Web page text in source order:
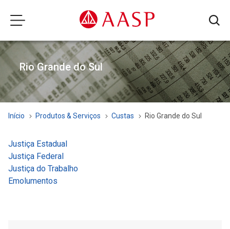
Rio Grande do Sul
Início Produtos & Serviços Custas Rio Grande do Sul
Justiça Estadual
Justiça Federal
Justiça do Trabalho
Emolumentos